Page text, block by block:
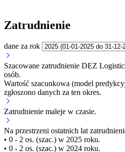
Zatrudnienie
dane za rok
Szacowane zatrudnienie DEZ
osób.
Wartość szacunkowa (model
zgłoszono danych za ten okres.
Zatrudnienie maleje w czasie.
Na przestrzeni ostatnich lat
• 0 - 2 os. (szac.) w 2025 roku.
• 0 - 2 os. (szac.) w 2024 roku.